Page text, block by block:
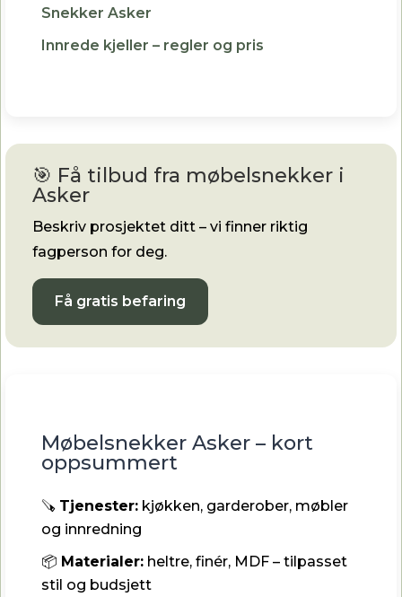
Snekker Asker
Innrede kjeller – regler og pris
🎯 Få tilbud fra møbelsnekker i
Asker
Beskriv prosjektet ditt – vi finner riktig
fagperson for deg.
Få gratis befaring
Møbelsnekker Asker – kort
oppsummert
🪚 Tjenester: kjøkken, garderober, møbler
og innredning
📦 Materialer: heltre, finér, MDF – tilpasset
stil og budsjett